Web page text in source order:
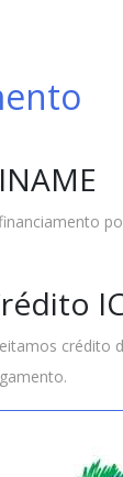
crédito